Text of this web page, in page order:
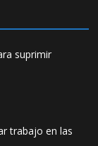
suprimir
trabajo en las